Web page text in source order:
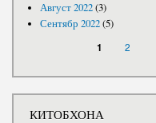
Август 2022(3)
Сентябр 2022(5)
1 2
КИТОБХОНА